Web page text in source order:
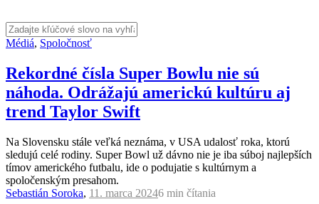
Médiá, Spoločnosť
Rekordné čísla Super Bowlu nie sú
náhoda. Odrážajú americkú kultúru aj
trend Taylor Swift
Na Slovensku stále veľká neznáma, v USA udalosť roka, ktorú
sledujú celé rodiny. Super Bowl už dávno nie je iba súboj najlepších
tímov amerického futbalu, ide o podujatie s kultúrnym a
spoločenským presahom.
Sebastián Soroka, 11. marca 20246 min čítania